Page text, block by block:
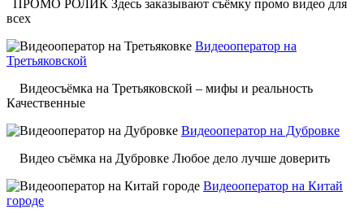
ПРОМО РОЛИК Здесь заказывают съёмку промо видео для
всех
Видеооператор на
Третьяковской
Видеосъёмка на Третьяковской – мифы и реальность
Качественные
Видеооператор на Дубровке
Видео съёмка на Дубровке Любое дело лучше доверить
Видеооператор на Китай
городе